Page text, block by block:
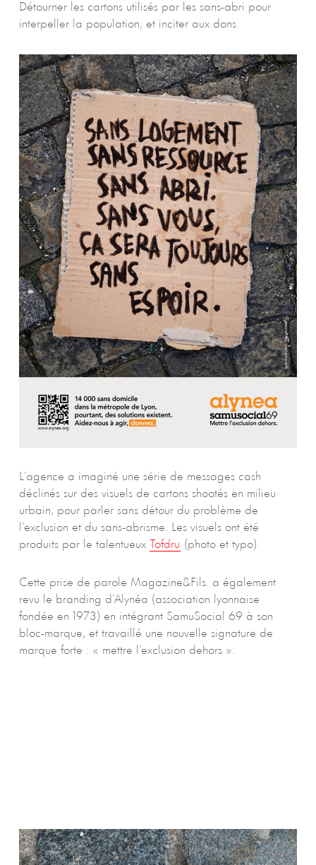
Détourner les cartons utilisés par les sans-abri pour
interpeller la population, et inciter aux dons.
L’agence a imaginé une série de messages cash
déclinés sur des visuels de cartons shootés en milieu
urbain, pour parler sans détour du problème de
l’exclusion et du sans-abrisme. Les visuels ont été
produits par le talentueux
Tofdru (photo et typo).
Cette prise de parole Magazine&Fils. a également
revu le branding d’Alynéa (association lyonnaise
fondée en 1973) en intégrant SamuSocial 69 à son
bloc-marque, et travaillé une nouvelle signature de
marque forte : « mettre l’exclusion dehors ».